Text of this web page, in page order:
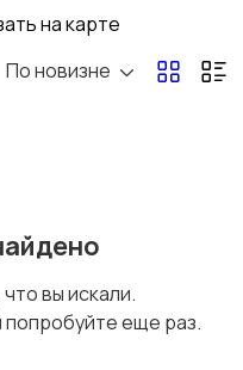
картридеры
на карте
По новизне
вы искали.
попробуйте еще раз.